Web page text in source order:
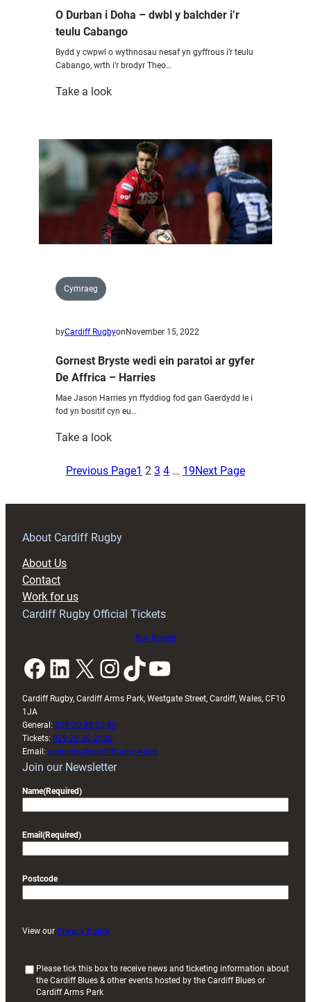
O Durban i Doha – dwbl y balchder i’r
teulu Cabango
Bydd y cwpwl o wythnosau nesaf yn gyffrous i’r teulu
Cabango, wrth i’r brodyr Theo…
Take a look:
i
Doha
dwbl
y
balchder
i’r
Cymraeg
byCardiff Rugbyon November 15, 2022
Gornest Bryste wedi ein paratoi ar gyfer
De Affrica – Harries
Mae Jason Harries yn ffyddiog fod gan Gaerdydd le i
fod yn bositif cyn eu…
Take a look:
Bryste
ein
ar
Harries
Previous Page1 2 3 4 … 19Next Page
About Cardiff Rugby
About Us
Contact
Work for us
Cardiff Rugby Official Tickets
Buy tickets
Facebook LinkedIn X InstagramTikTok YouTube
Cardiff Rugby, Cardiff Arms Park, Westgate Street, Cardiff, Wales, CF10
1JA
General: 029 20 30 20 00
Tickets: 029 20 30 2030
Email: enquiries@cardiffrugby.wales
Join our Newsletter
Name(Required)
Email (Required)
Postcode
View our Privacy Policy
Please tick this box to receive news and ticketing information about
the Cardiff Blues & other events hosted by the Cardiff Blues or
Cardiff Arms Park